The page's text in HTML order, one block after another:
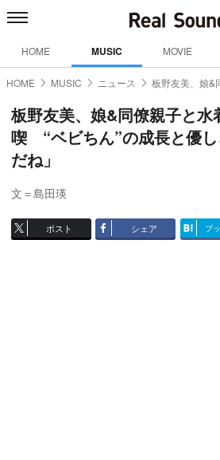
HOME MUSIC MOVIE
HOME MUSIC ニュース 板野友美、娘&
板野友美、娘&同僚親子と水
喫 “ベビちん”の成長と優
だね」
文＝島田瑛
ポスト シェア ブ